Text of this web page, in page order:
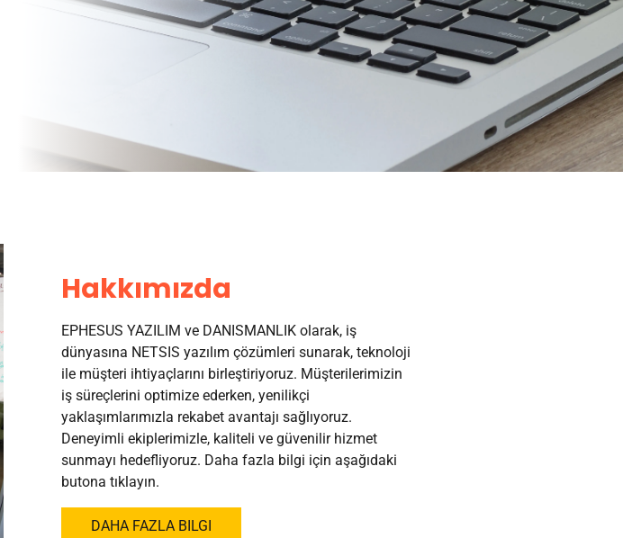
Hakkımızda
EPHESUS YAZILIM ve DANISMANLIK olarak, iş
dünyasına NETSIS yazılım çözümleri sunarak, teknoloji
ile müşteri ihtiyaçlarını birleştiriyoruz. Müşterilerimizin
iş süreçlerini optimize ederken, yenilikçi
yaklaşımlarımızla rekabet avantajı sağlıyoruz.
Deneyimli ekiplerimizle, kaliteli ve güvenilir hizmet
sunmayı hedefliyoruz. Daha fazla bilgi için aşağıdaki
butona tıklayın.
DAHA FAZLA BILGI